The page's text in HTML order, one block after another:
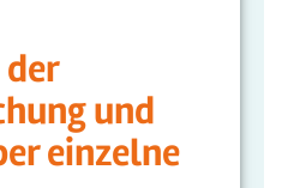
und
einzelne